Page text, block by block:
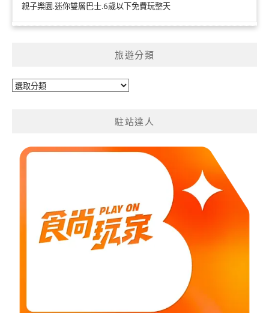
親子樂園.迷你雙層巴士.6歲以下免費玩整天
旅遊分類
旅
駐站達人